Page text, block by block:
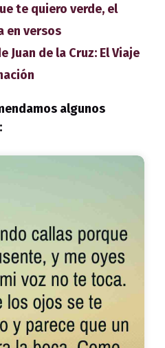
te quiero verde, el
en versos
Juan de la Cruz: El Viaje
algunos